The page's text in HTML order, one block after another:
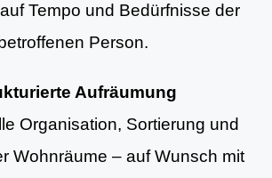
Tempo und Bedürfnisse der
betroffenen Person.
Aufräumung
Organisation, Sortierung und
Wohnräume – auf Wunsch mit